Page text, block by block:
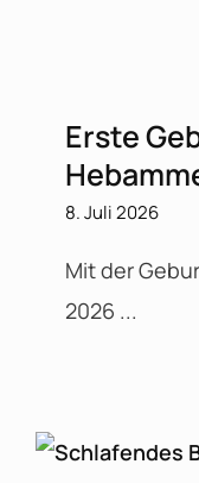
Erste
8. Juli 2026
Mit der
2026 ...